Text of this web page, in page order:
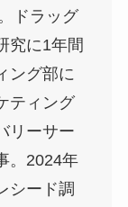
ドラッグ
究に1年間
ング部に
ティング
リーサー
。2024年
シード調